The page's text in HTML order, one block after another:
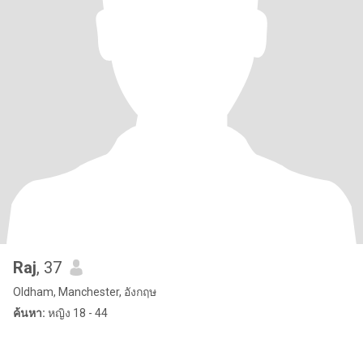
Raj, 37
Oldham, Manchester, อังกฤษ
ค้นหา: หญิง 18 - 44